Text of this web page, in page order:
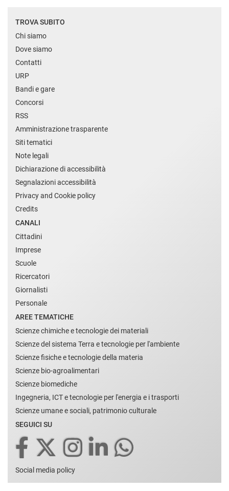
TROVA SUBITO
Chi siamo
Dove siamo
Contatti
URP
Bandi e gare
Concorsi
RSS
Amministrazione trasparente
Siti tematici
Note legali
Dichiarazione di accessibilità
Segnalazioni accessibilità
Privacy and Cookie policy
Credits
CANALI
Cittadini
Imprese
Scuole
Ricercatori
Giornalisti
Personale
AREE TEMATICHE
Scienze chimiche e tecnologie dei materiali
Scienze del sistema Terra e tecnologie per l'ambiente
Scienze fisiche e tecnologie della materia
Scienze bio-agroalimentari
Scienze biomediche
Ingegneria, ICT e tecnologie per l'energia e i trasporti
Scienze umane e sociali, patrimonio culturale
SEGUICI SU
Social media policy